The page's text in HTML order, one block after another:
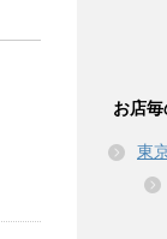
お店
東